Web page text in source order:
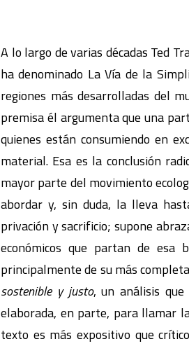
A lo largo de varias décadas Ted
ha denominado La Vía de la
regiones más desarrolladas del
premisa él argumenta que una
quienes están consumiendo en
material. Esa es la conclusión
mayor parte del movimiento
abordar y, sin duda, la lleva
privación y sacrificio; supone
económicos que partan de
principalmente de su más
sostenible y justo, un análisis que
elaborada, en parte, para llamar
texto es más expositivo que